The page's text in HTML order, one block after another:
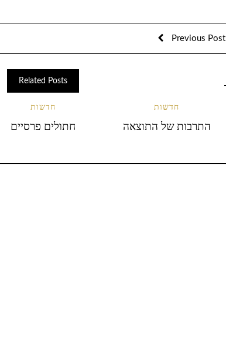
Previous Post
Related Posts
חדשות
התרבות של התוצאה
חדשות
חתולים פרסיים